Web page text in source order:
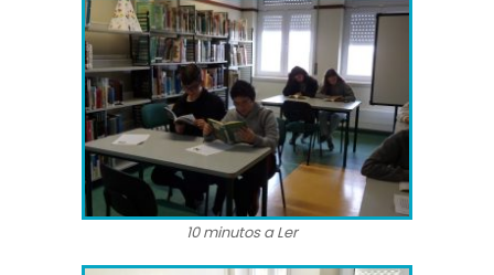
10 minutos a Ler